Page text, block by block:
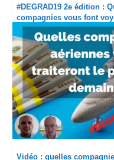
#DEGRAD19 2e édition :
compagnies vous font
meilleures conditions cet
Vidéo : quelles